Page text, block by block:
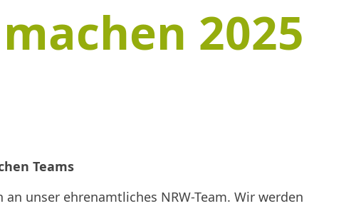
2025
Teams
unser ehrenamtliches NRW-Team. Wir werden